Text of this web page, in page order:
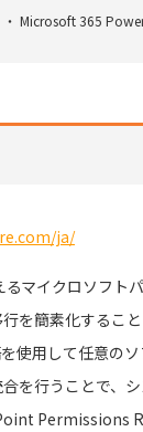
Microsoft 365
ja/
マイクロソフト
を簡素化するこ
使用して任意の
を行うことで、